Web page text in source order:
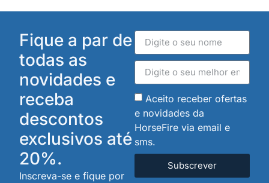
Fique a par de
todas as
novidades e
receba
descontos
exclusivos até
20%.
Inscreva-se e fique por
Aceito receber ofertas
e novidades da
HorseFire via email e
sms.
Subscrever